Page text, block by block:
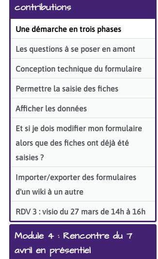
contributions
Une démarche en trois phases
Les questions à se poser en amont
Conception technique du formulaire
Permettre la saisie des fiches
Afficher les données
Et si je dois modifier mon formulaire
alors que des fiches ont déjà été
saisies ?
Importer/exporter des formulaires
d'un wiki à un autre
RDV 3 : visio du 27 mars de 14h à 16h
Module 4 : Rencontre du 7
avril en présentiel